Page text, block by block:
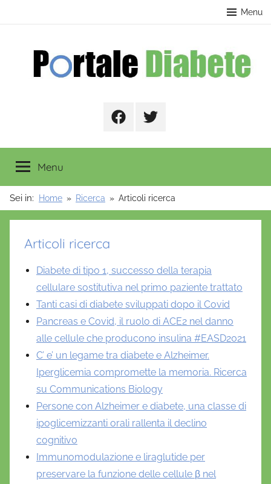
Menu
FacebookTwitter
Menu
Sei in: Home Ricerca Articoli ricerca
Articoli ricerca
Diabete di tipo 1, successo della terapia
cellulare sostitutiva nel primo paziente trattato
Tanti casi di diabete sviluppati dopo il Covid
Pancreas e Covid, il ruolo di ACE2 nel danno
alle cellule che producono insulina #EASD2021
C’ e’ un legame tra diabete e Alzheimer.
Iperglicemia compromette la memoria. Ricerca
su Communications Biology
Persone con Alzheimer e diabete, una classe di
ipoglicemizzanti orali rallenta il declino
cognitivo
Immunomodulazione e liraglutide per
preservare la funzione delle cellule β nel